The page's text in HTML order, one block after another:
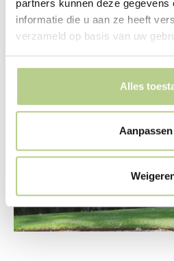
partners kunnen deze
informatie die u aan ze heeft
verzameld op basis van uw
Alles
Aanpassen
Vredenoord